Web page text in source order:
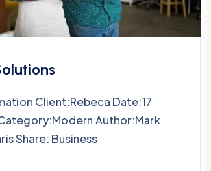
Client:Rebeca Date:17
Author:Mark
Share: Business